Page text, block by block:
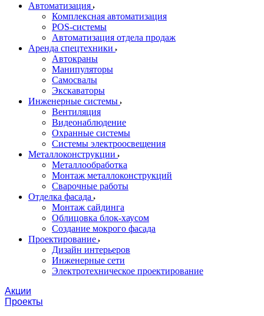
Автоматизация
Комплексная автоматизация
POS-системы
Автоматизация отдела продаж
Аренда спецтехники
Автокраны
Манипуляторы
Самосвалы
Экскаваторы
Инженерные системы
Вентиляция
Видеонаблюдение
Охранные системы
Системы электроосвещения
Металлоконструкции
Металлообработка
Монтаж металлоконструкций
Сварочные работы
Отделка фасада
Монтаж сайдинга
Облицовка блок-хаусом
Создание мокрого фасада
Проектирование
Дизайн интерьеров
Инженерные сети
Электротехническое проектирование
Акции
Проекты